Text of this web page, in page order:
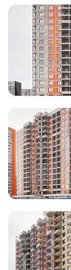
Документация
Проекты
О компании
Жизнь в мавис